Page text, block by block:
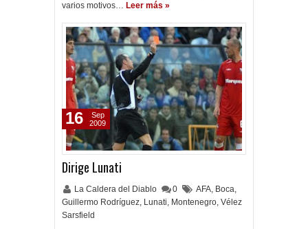
varios motivos… Leer más »
Dirige Lunati
La Caldera del Diablo 0 AFA, Boca,
Guillermo Rodríguez, Lunati, Montenegro, Vélez
Sarsfield
16
Sep
2009